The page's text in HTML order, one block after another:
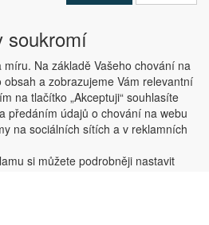
Software a.s. 2019
soukromí
míru. Na základě Vašeho chování na
a zobrazujeme Vám relevantní
na tlačítko „Akceptuji“ souhlasíte
předáním údajů o chování na webu
na sociálních sítích a v reklamních
si můžete podrobněji nastavit